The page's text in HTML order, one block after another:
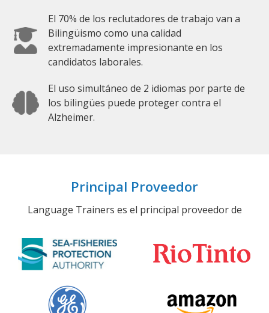
El 70% de los reclutadores de trabajo van a
Bilingüismo como una calidad
extremadamente impresionante en los
candidatos laborales.
El uso simultáneo de 2 idiomas por parte de
los bilingües puede proteger contra el
Alzheimer.
Principal Proveedor
Language Trainers es el principal proveedor de